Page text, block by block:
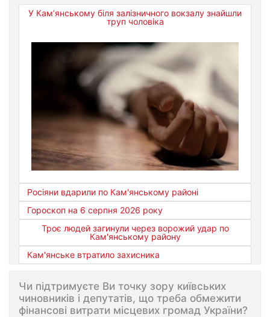
У Кам’янському біля залізничного вокзалу знайшли
труп чоловіка
Росіяни вдарили по Кам'янському районі
Гороскоп на 6 серпня 2026 року
Троє людей загинули через ворожий удар по
Кам'янському району
Кам'янське втратило захисника
Чи підтримуєте Ви точку зору київських
чиновників і депутатів, що треба обмежити
фінансові витрати місцевих громад України?